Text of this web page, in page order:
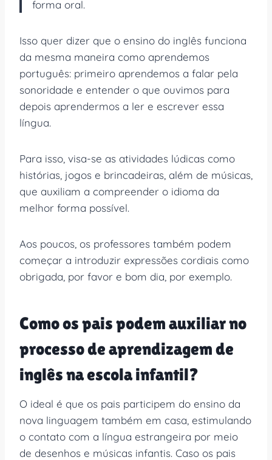
forma oral.
Isso quer dizer que o ensino do inglês funciona
da mesma maneira como aprendemos
português: primeiro aprendemos a falar pela
sonoridade e entender o que ouvimos para
depois aprendermos a ler e escrever essa
língua.
Para isso, visa-se as atividades lúdicas como
histórias, jogos e brincadeiras, além de músicas,
que auxiliam a compreender o idioma da
melhor forma possível.
Aos poucos, os professores também podem
começar a introduzir expressões cordiais como
obrigada, por favor e bom dia, por exemplo.
Como os pais podem auxiliar no
processo de aprendizagem de
inglês na escola infantil?
O ideal é que os pais participem do ensino da
nova linguagem também em casa, estimulando
o contato com a língua estrangeira por meio
de desenhos e músicas infantis. Caso os pais